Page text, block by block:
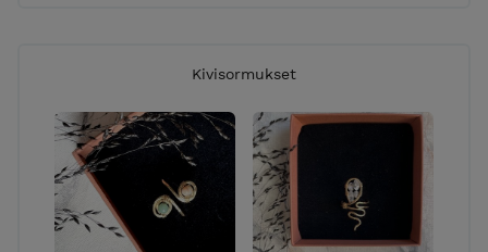
tuote voidaan toimittaa ”kirjepakettina”
postilaatikkoon. Jos haluat noutaa ostoksesi
maksutta, olethan yhteydessä minuun ennen
tilaamista. Tarkemmat tilaamisehdot löytyvät
”Toimitusehdot” -linkistä sivun yläosiossa. Käsittelen
tilaukset päivittäin joten tilaukset lähtevät matkaan
pikimmiten jopa samana päivänä tai viimeistään
Kivisormukset